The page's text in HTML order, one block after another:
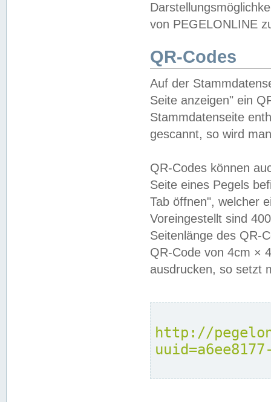
von PEGELONLINE
QR-Codes
Auf der
Seite anzeigen" ein
Stammdatenseite
gescannt, so wird
QR-Codes können
Seite eines Pegels
Tab öffnen", welcher
Voreingestellt sind
Seitenlänge des QR-
QR-Code von 4cm ×
ausdrucken, so setzt
http://